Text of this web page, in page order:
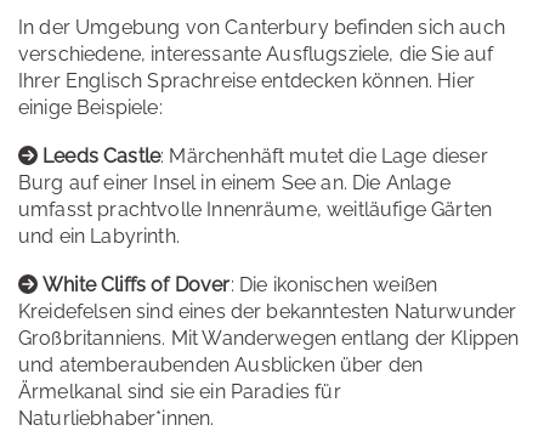
In der Umgebung von Canterbury befinden sich auch
verschiedene, interessante Ausflugsziele, die Sie auf
Ihrer Englisch Sprachreise entdecken können. Hier
einige Beispiele:
Leeds Castle: Märchenhäft mutet die Lage dieser
Burg auf einer Insel in einem See an. Die Anlage
umfasst prachtvolle Innenräume, weitläufige Gärten
und ein Labyrinth.
White Cliffs of Dover: Die ikonischen weißen
Kreidefelsen sind eines der bekanntesten Naturwunder
Großbritanniens. Mit Wanderwegen entlang der Klippen
und atemberaubenden Ausblicken über den
Ärmelkanal sind sie ein Paradies für
Naturliebhaber*innen.